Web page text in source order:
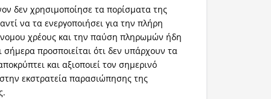
δεν χρησιμοποίησε τα πορίσματα της
να τα ενεργοποιήσει για την πλήρη
χρέους και την παύση πληρωμών ήδη
σήμερα προσποιείται ότι δεν υπάρχουν τα
και αξιοποιεί τον σημερινό
εκστρατεία παρασιώπησης της